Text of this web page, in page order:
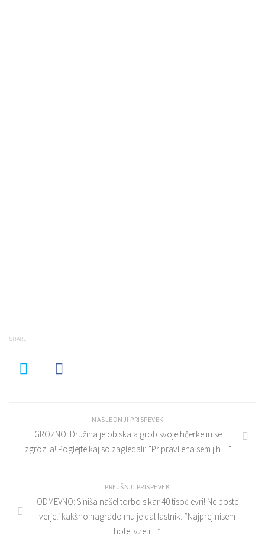
SHARE
NASLEDNJI PRISPEVEK
GROZNO: Družina je obiskala grob svoje hčerke in se
zgrozila! Poglejte kaj so zagledali: ”Pripravljena sem jih…”
PREJŠNJI PRISPEVEK
ODMEVNO: Siniša našel torbo s kar 40 tisoč evri! Ne boste
verjeli kakšno nagrado mu je dal lastnik: ”Najprej nisem
hotel vzeti…”